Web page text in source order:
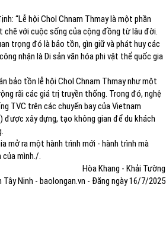
“Lễ hội Chol Chnam Thmay là một phần
chẽ với cuộc sống của cộng đồng từ lâu đời.
trọng đó là bảo tồn, gìn giữ và phát huy các
nhận là Di sản văn hóa phi vật thể quốc gia
bảo tồn lễ hội Chol Chnam Thmay như một
rãi các giá trị truyền thống. Trong đó, nghệ
TVC trên các chuyến bay của Vietnam
được xây dựng, tạo không gian để du khách
mở ra một hành trình mới - hành trình mà
của mình./.
Hòa Khang - Khải Tường
Tây Ninh - baolongan.vn - Đăng ngày 16/7/2025